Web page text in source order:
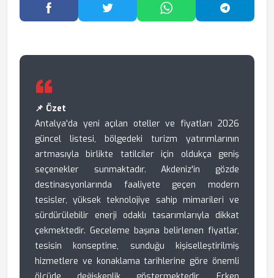
Facebook'ta PaylaşTwitter'da PaylaşWhatsApp'ta Paylaş
📌 Özet
Antalya'da yeni açılan oteller ve fiyatları 2026
güncel listesi, bölgedeki turizm yatırımlarının
artmasıyla birlikte tatilciler için oldukça geniş
seçenekler sunmaktadır. Akdeniz'in gözde
destinasyonlarında faaliyete geçen modern
tesisler, yüksek teknolojiye sahip mimarileri ve
sürdürülebilir enerji odaklı tasarımlarıyla dikkat
çekmektedir. Geceleme başına belirlenen fiyatlar,
tesisin konseptine, sunduğu kişiselleştirilmiş
hizmetlere ve konaklama tarihlerine göre önemli